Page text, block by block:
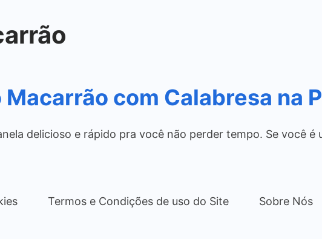
com Calabresa na
delicioso e rápido pra você não perder tempo. Se você
Termos e Condições de uso do Site
Sobre Nós